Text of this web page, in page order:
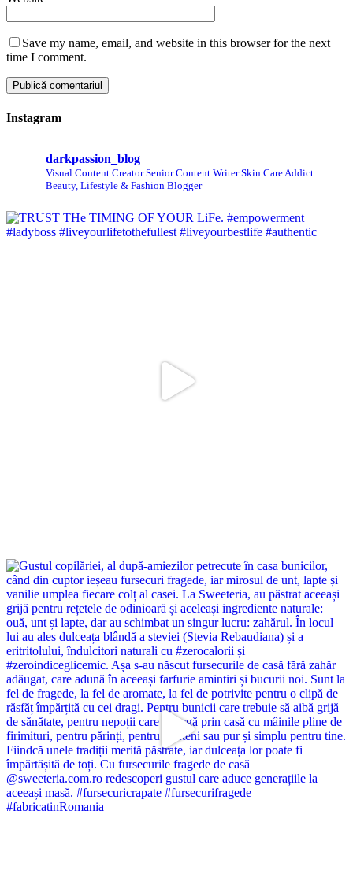
Save my name, email, and website in this browser for the next
time I comment.
Instagram
darkpassion_blog
Visual Content CreatorSenior Content WriterSkin Care Addict
Beauty, Lifestyle & Fashion Blogger